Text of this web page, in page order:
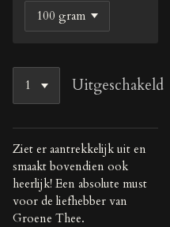
Uitgeschakeld
Ziet er aantrekkelijk uit en
smaakt bovendien ook
heerlijk! Een absolute must
voor de liefhebber van
Groene Thee.